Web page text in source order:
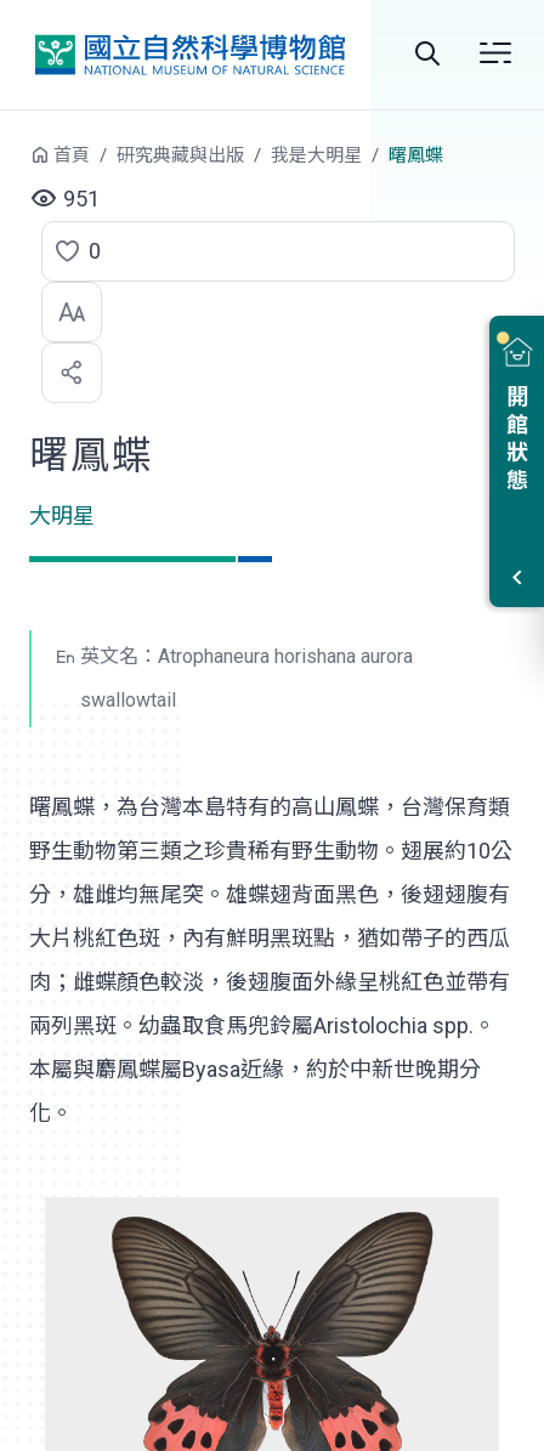
站
尋
開館狀態
首頁 研究典藏與出版 我是大明星 曙鳳蝶
951
點
選
喜
歡
0
曙鳳蝶
大明星
英文名：Atrophaneura horishana aurora
swallowtail
曙鳳蝶，為台灣本島特有的高山鳳蝶，台灣保育類
野生動物第三類之珍貴稀有野生動物。翅展約10公
分，雄雌均無尾突。雄蝶翅背面黑色，後翅翅腹有
大片桃紅色斑，內有鮮明黑斑點，猶如帶子的西瓜
肉；雌蝶顏色較淡，後翅腹面外緣呈桃紅色並帶有
兩列黑斑。幼蟲取食馬兜鈴屬Aristolochia spp.。
本屬與麝鳳蝶屬Byasa近緣，約於中新世晚期分
化。